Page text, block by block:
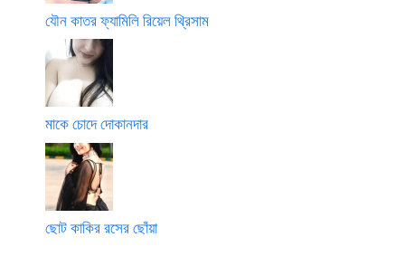
যৌন কাতর ফ্যামিলি রিয়েল থ্রিসাম
মাকে চোদে দোকানদার
ছোট কাকির রসের ছোঁয়া